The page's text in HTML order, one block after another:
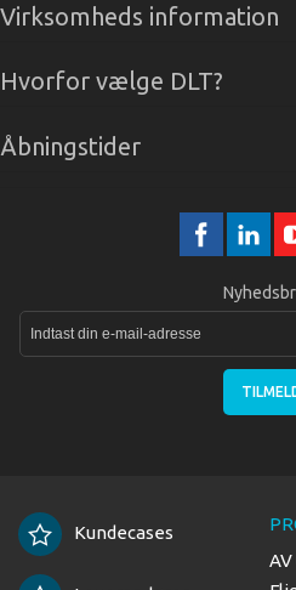
Virksomheds information
Hvorfor vælge DLT?
Åbningstider
Kundecases